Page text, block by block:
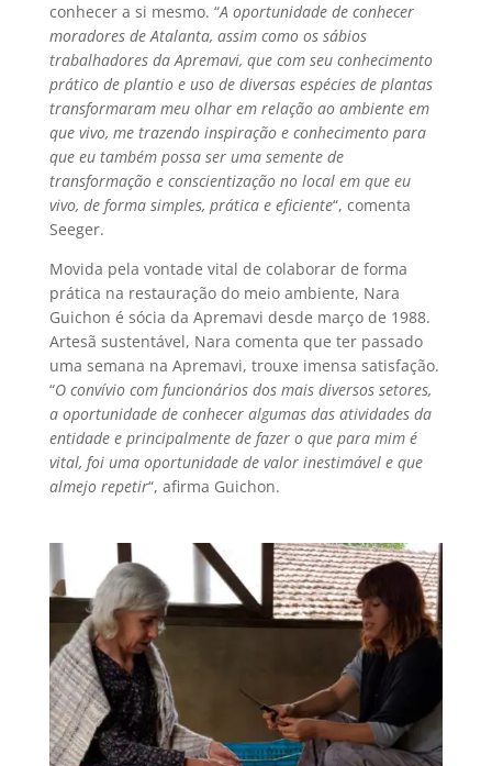
conhecer a si mesmo. “A oportunidade de conhecer
moradores de Atalanta, assim como os sábios
trabalhadores da Apremavi, que com seu conhecimento
prático de plantio e uso de diversas espécies de plantas
transformaram meu olhar em relação ao ambiente em
que vivo, me trazendo inspiração e conhecimento para
que eu também possa ser uma semente de
transformação e conscientização no local em que eu
vivo, de forma simples, prática e eficiente“, comenta
Seeger.
Movida pela vontade vital de colaborar de forma
prática na restauração do meio ambiente, Nara
Guichon é sócia da Apremavi desde março de 1988.
Artesã sustentável, Nara comenta que ter passado
uma semana na Apremavi, trouxe imensa satisfação.
“O convívio com funcionários dos mais diversos setores,
a oportunidade de conhecer algumas das atividades da
entidade e principalmente de fazer o que para mim é
vital, foi uma oportunidade de valor inestimável e que
almejo repetir“, afirma Guichon.